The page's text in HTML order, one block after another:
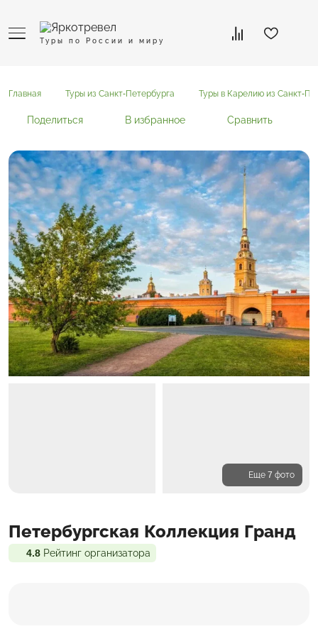
Туры по России и миру
Главная Туры из Санкт-Петербурга Туры в Карелию из Санкт-
Поделиться В избранное Сравнить
Еще 7 фото
Программа Входит в стоимость Доп. расходы
Петербургская Коллекция Гранд
4.8 Рейтинг организатора